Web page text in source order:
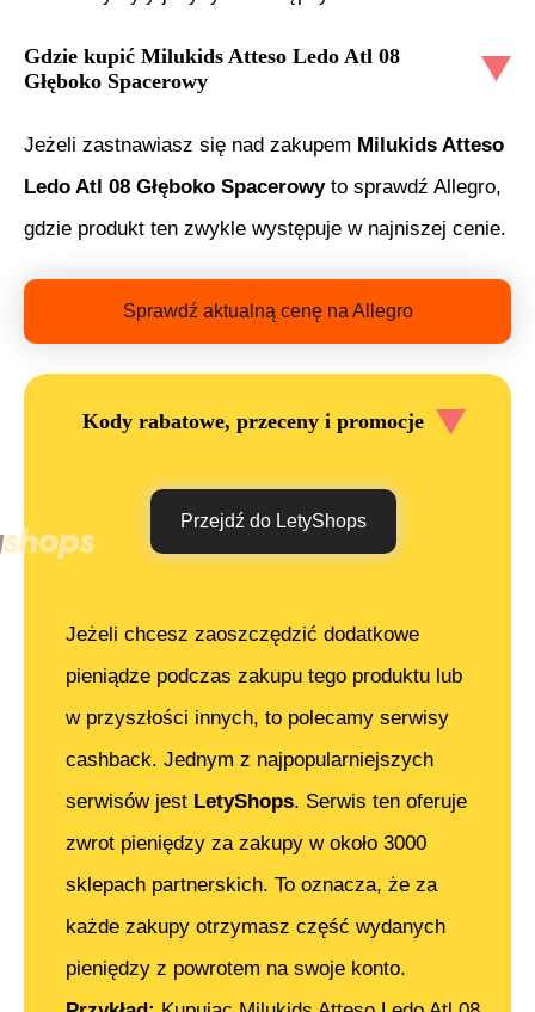
Gdzie kupić Milukids Atteso Ledo Atl 08
Głęboko Spacerowy
Jeżeli zastnawiasz się nad zakupem Milukids Atteso
Ledo Atl 08 Głęboko Spacerowyto sprawdź Allegro,
gdzie produkt ten zwykle występuje w najniszej cenie.
Sprawdź aktualną cenę na Allegro
Kody rabatowe, przeceny i promocje
Przejdź do LetyShops
Jeżeli chcesz zaoszczędzić dodatkowe
pieniądze podczas zakupu tego produktu lub
w przyszłości innych, to polecamy serwisy
cashback. Jednym z najpopularniejszych
serwisów jest LetyShops. Serwis ten oferuje
zwrot pieniędzy za zakupy w około 3000
sklepach partnerskich. To oznacza, że za
każde zakupy otrzymasz część wydanych
pieniędzy z powrotem na swoje konto.